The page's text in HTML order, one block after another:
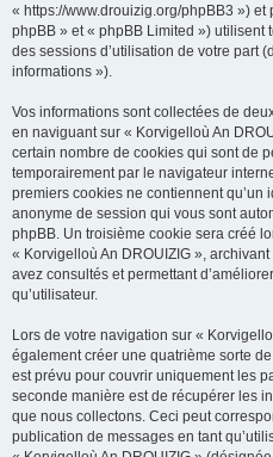
« https://www.drouizig.org/phpBB3 »)
phpBB » et « phpBB Limited »)
des sessions d’utilisation de votre part
informations »).
Vos informations sont collectées de
en naviguant sur « Korvigelloù An
certain nombre de cookies qui sont de
temporairement par le navigateur
premiers cookies ne contiennent qu’un
anonyme de session qui vous sont
phpBB. Un troisième cookie sera créé
« Korvigelloù An DROUIZIG »,
avez consultés et permettant
qu’utilisateur.
Lors de votre navigation sur «
également créer une quatrième sorte
est prévu pour couvrir uniquement les
seconde manière est de récupérer les
que nous collectons. Ceci peut
publication de messages en tant